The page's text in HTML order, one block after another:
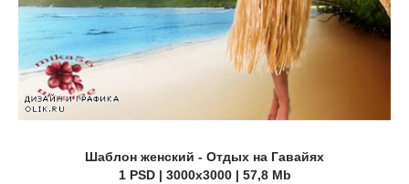
Шаблон женский - Отдых на Гавайях
1 PSD | 3000х3000 | 57,8 Mb